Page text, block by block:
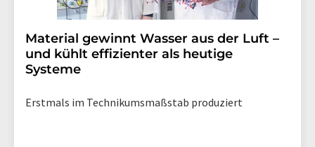
Material gewinnt Wasser aus der Luft –
und kühlt effizienter als heutige
Systeme
Erstmals im Technikumsmaßstab produziert